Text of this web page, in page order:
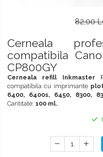
82,00
Cerneala
compatibila
CP800GY
Cerneala refill Inkmaster
compatibila cu imprimante
6400, 6400s, 6450, 8300,
Cantitate: 100 ml..